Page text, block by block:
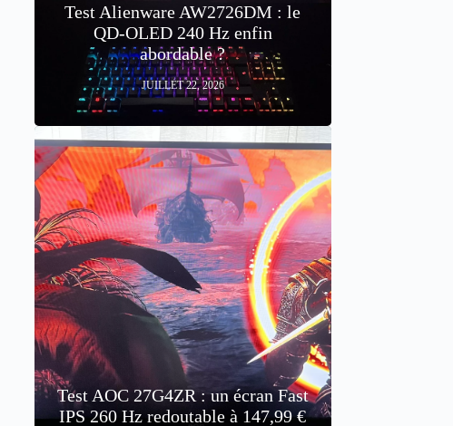
Test Alienware AW2726DM : le
QD-OLED 240 Hz enfin
abordable ?
JUILLET 22, 2026
Test AOC 27G4ZR : un écran Fast
IPS 260 Hz redoutable à 147,99 €